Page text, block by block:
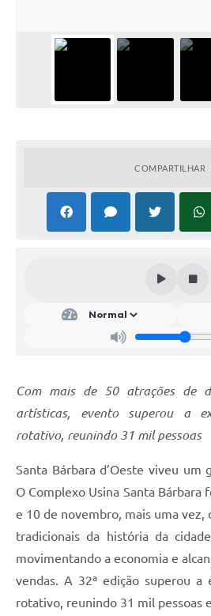
Contato
Plano Municipal de Segurança Pública
Plano de Contratações Anuais
COMPARTILHAR
Com mais de 50 atrações de
artísticas, evento superou a
rotativo, reunindo 31 mil pessoas
Santa Bárbara d’Oeste viveu um
O Complexo Usina Santa Bárbara
e 10 de novembro, mais uma vez,
tradicionais da história da
movimentando a economia e
vendas. A 32ª edição superou a
rotativo, reunindo 31 mil pessoas